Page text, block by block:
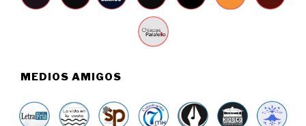
MEDIOS AMIGOS